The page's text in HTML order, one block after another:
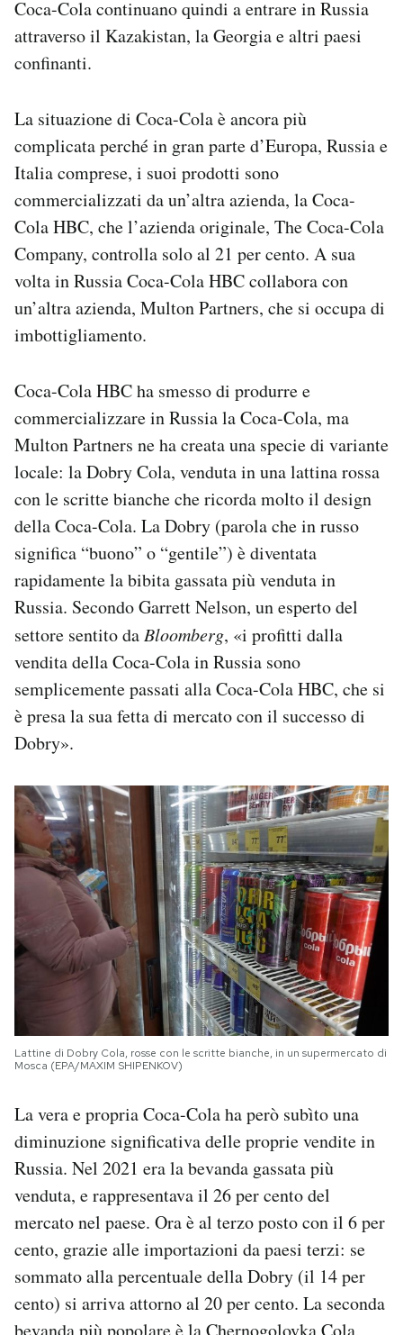
Coca-Cola continuano quindi a entrare in Russia
attraverso il Kazakistan, la Georgia e altri paesi
confinanti.
La situazione di Coca-Cola è ancora più
complicata perché in gran parte d’Europa, Russia e
Italia comprese, i suoi prodotti sono
commercializzati da un’altra azienda, la Coca-
Cola HBC, che l’azienda originale, The Coca-Cola
Company, controlla solo al 21 per cento. A sua
volta in Russia Coca-Cola HBC collabora con
un’altra azienda, Multon Partners, che si occupa di
imbottigliamento.
Coca-Cola HBC ha smesso di produrre e
commercializzare in Russia la Coca-Cola, ma
Multon Partners ne ha creata una specie di variante
locale: la Dobry Cola, venduta in una lattina rossa
con le scritte bianche che ricorda molto il design
della Coca-Cola. La Dobry (parola che in russo
significa “buono” o “gentile”) è diventata
rapidamente la bibita gassata più venduta in
Russia. Secondo Garrett Nelson, un esperto del
settore sentito daBloomberg, «i profitti dalla
vendita della Coca-Cola in Russia sono
semplicemente passati alla Coca-Cola HBC, che si
è presa la sua fetta di mercato con il successo di
Dobry».
Lattine di Dobry Cola, rosse con le scritte bianche, in un supermercato di
Mosca (EPA/MAXIM SHIPENKOV)
La vera e propria Coca-Cola ha però subìto una
diminuzione significativa delle proprie vendite in
Russia. Nel 2021 era la bevanda gassata più
venduta, e rappresentava il 26 per cento del
mercato nel paese. Ora è al terzo posto con il 6 per
cento, grazie alle importazioni da paesi terzi: se
sommato alla percentuale della Dobry (il 14 per
cento) si arriva attorno al 20 per cento. La seconda
bevanda più popolare è la Chernogolovka Cola,